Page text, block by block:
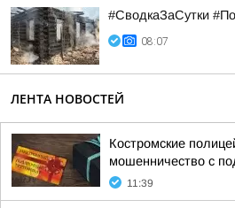
#СводкаЗаСутки
08:07
ЛЕНТА НОВОСТЕЙ
Костромские
мошенничество с
11:39